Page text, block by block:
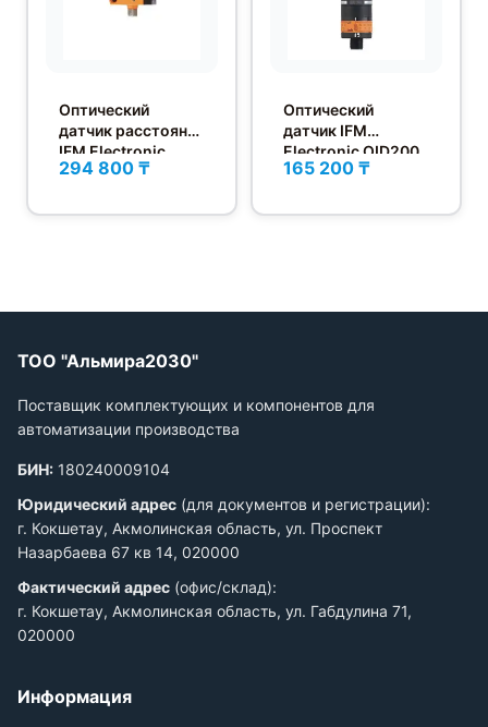
Оптический
датчик расстояния
IFM Electronic
O1D105
294 800 ₸
Оптический
датчик IFM
Electronic OID200
165 200 ₸
ТОО "Альмира2030"
Поставщик комплектующих и компонентов для
автоматизации производства
БИН: 180240009104
Юридический адрес (для документов и регистрации):
г. Кокшетау, Акмолинская область, ул. Проспект
Назарбаева 67 кв 14, 020000
Фактический адрес (офис/склад):
г. Кокшетау, Акмолинская область, ул. Габдулина 71,
020000
Информация